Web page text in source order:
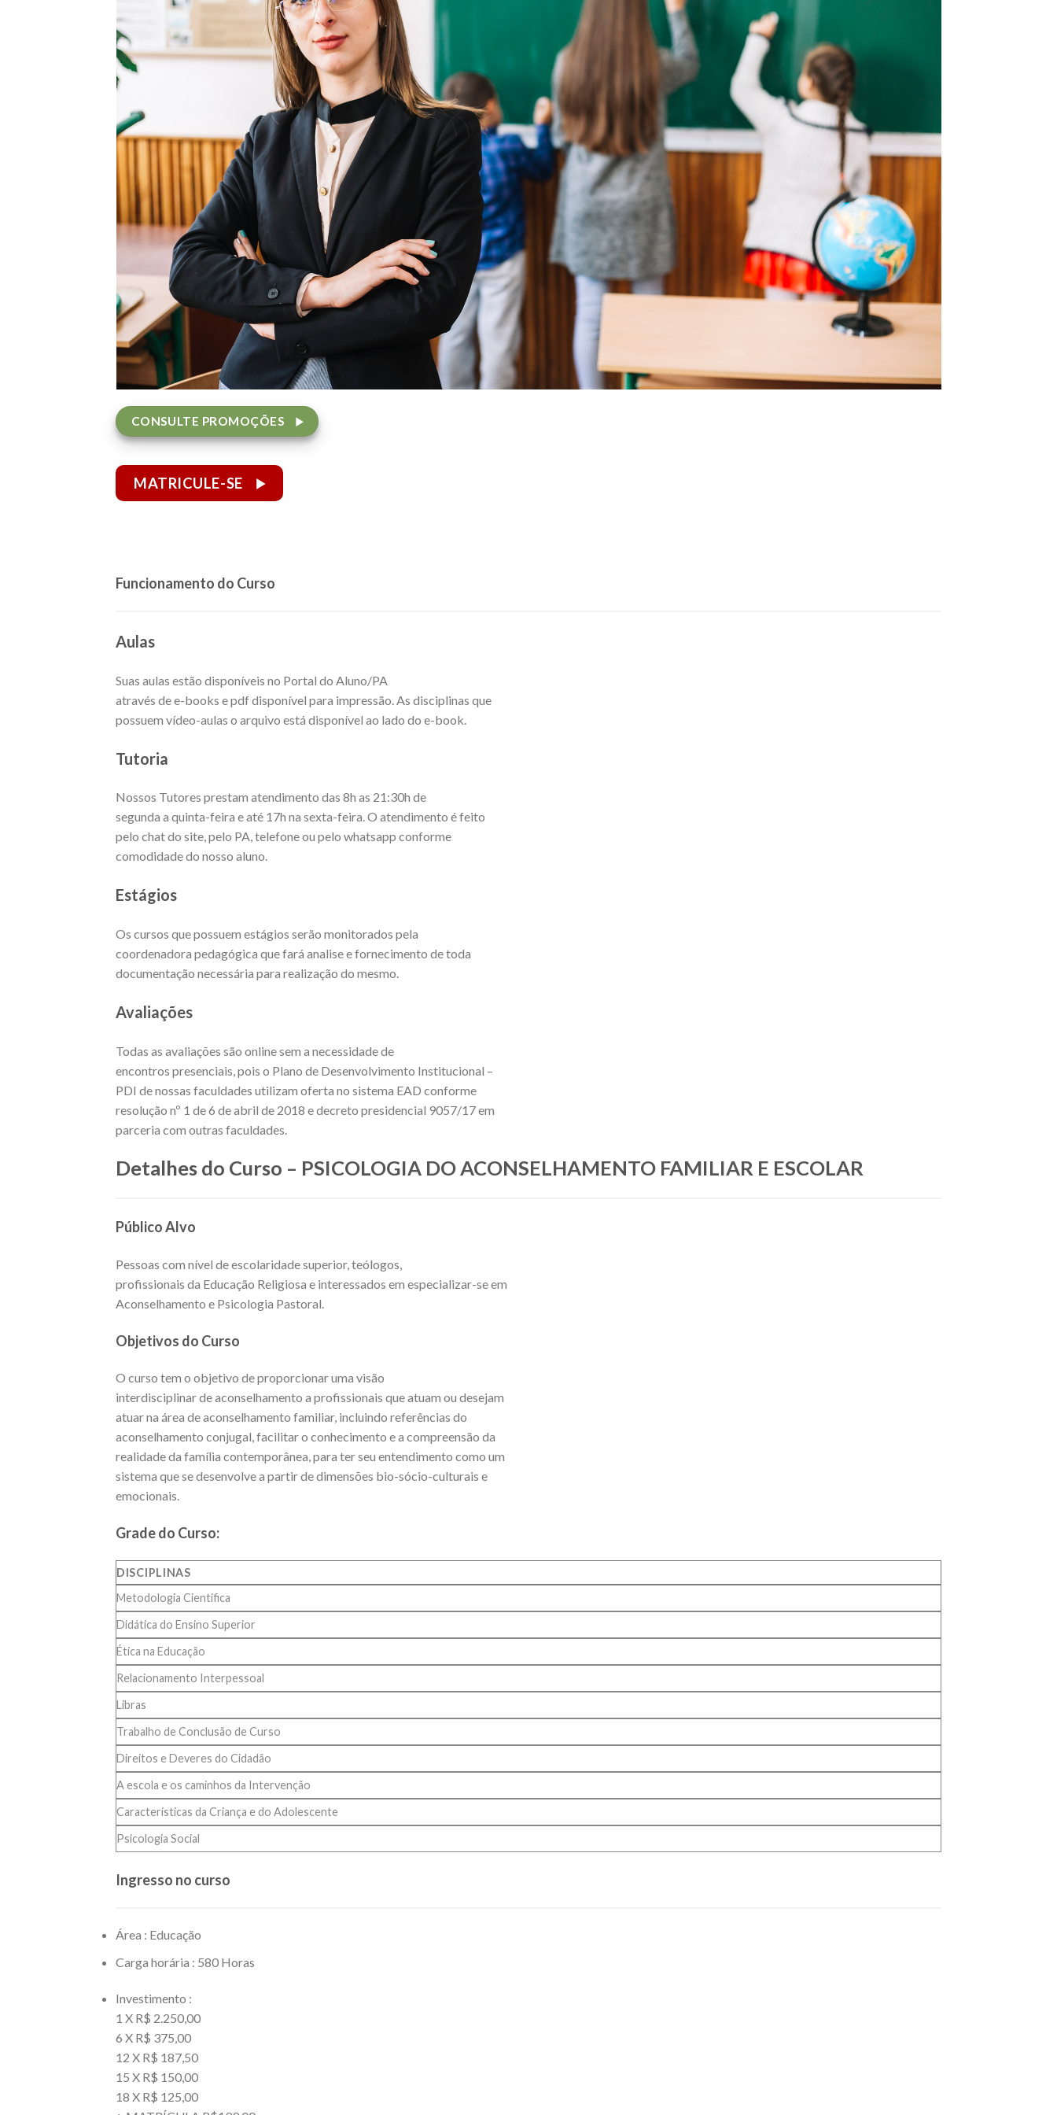
CONSULTE PROMOÇÕES
MATRICULE-SE
Funcionamento do Curso
Aulas
Suas aulas estão disponíveis no Portal do Aluno/PA
através de e-books e pdf disponível para impressão. As disciplinas que
possuem vídeo-aulas o arquivo está disponível ao lado do e-book.
Tutoria
Nossos Tutores prestam atendimento das 8h as 21:30h de
segunda a quinta-feira e até 17h na sexta-feira. O atendimento é feito
pelo chat do site, pelo PA, telefone ou pelo whatsapp conforme
comodidade do nosso aluno.
Estágios
Os cursos que possuem estágios serão monitorados pela
coordenadora pedagógica que fará analise e fornecimento de toda
documentação necessária para realização do mesmo.
Avaliações
Todas as avaliações são online sem a necessidade de
encontros presenciais, pois o Plano de Desenvolvimento Institucional –
PDI de nossas faculdades utilizam oferta no sistema EAD conforme
resolução nº 1 de 6 de abril de 2018 e decreto presidencial 9057/17 em
parceria com outras faculdades.
Detalhes do Curso – PSICOLOGIA DO ACONSELHAMENTO FAMILIAR E ESCOLAR
Público Alvo
Pessoas com nível de escolaridade superior, teólogos,
profissionais da Educação Religiosa e interessados em especializar-se em
Aconselhamento e Psicologia Pastoral.
Objetivos do Curso
O curso tem o objetivo de proporcionar uma visão
interdisciplinar de aconselhamento a profissionais que atuam ou desejam
atuar na área de aconselhamento familiar, incluindo referências do
aconselhamento conjugal, facilitar o conhecimento e a compreensão da
realidade da família contemporânea, para ter seu entendimento como um
sistema que se desenvolve a partir de dimensões bio-sócio-culturais e
emocionais.
Grade do Curso:
DISCIPLINAS
Metodologia Científica
Didática do Ensino Superior
Ética na Educação
Relacionamento Interpessoal
Libras
Trabalho de Conclusão de Curso
Direitos e Deveres do Cidadão
A escola e os caminhos da Intervenção
Características da Criança e do Adolescente
Psicologia Social
Ingresso no curso
Área : Educação
Carga horária : 580 Horas
Investimento :
1 X R$ 2.250,00
6 X R$ 375,00
12 X R$ 187,50
15 X R$ 150,00
18 X R$ 125,00